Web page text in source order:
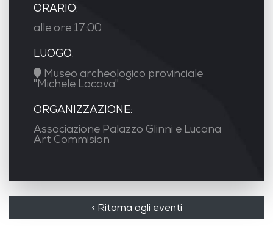
ORARIO:
alle ore 17:00
LUOGO:
Museo archeologico provinciale
"Michele Lacava"
ORGANIZZAZIONE:
Associazione Palazzo Glinni e Lucana
Art Commision
< Ritorna agli eventi